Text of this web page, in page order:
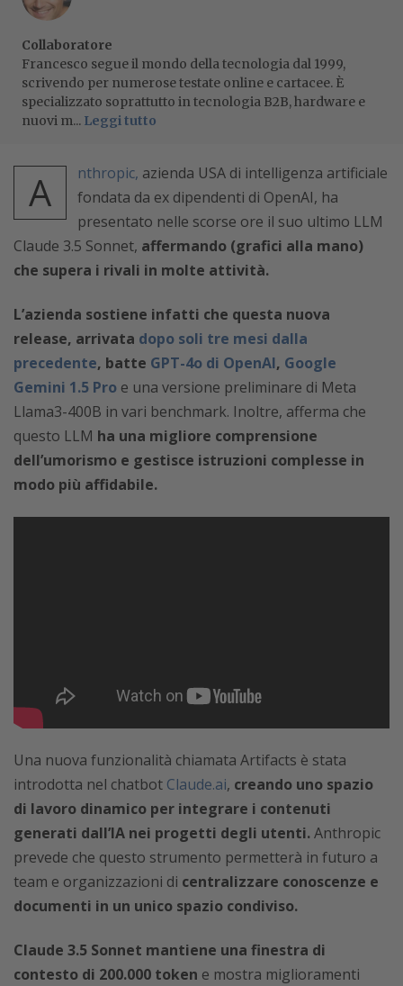
Collaboratore
Francesco segue il mondo della tecnologia dal 1999,
scrivendo per numerose testate online e cartacee. È
specializzato soprattutto in tecnologia B2B, hardware e
nuovi m... Leggi tutto
A nthropic, azienda USA di intelligenza artificiale
fondata da ex dipendenti di OpenAI, ha
presentato nelle scorse ore il suo ultimo LLM
Claude 3.5 Sonnet, affermando (grafici alla mano)
che supera i rivali in molte attività.
L’azienda sostiene infatti che questa nuova
release, arrivata dopo soli tre mesi dalla
precedente, batte GPT-4o di OpenAI, Google
Gemini 1.5 Pro e una versione preliminare di Meta
Llama3-400B in vari benchmark. Inoltre, afferma che
questo LLM ha una migliore comprensione
dell’umorismo e gestisce istruzioni complesse in
modo più affidabile.
Una nuova funzionalità chiamata Artifacts è stata
introdotta nel chatbot Claude.ai, creando uno spazio
di lavoro dinamico per integrare i contenuti
generati dall’IA nei progetti degli utenti.Anthropic
prevede che questo strumento permetterà in futuro a
team e organizzazioni di centralizzare conoscenze e
documenti in un unico spazio condiviso.
Claude 3.5 Sonnet mantiene una finestra di
contesto di 200.000 token e mostra miglioramenti